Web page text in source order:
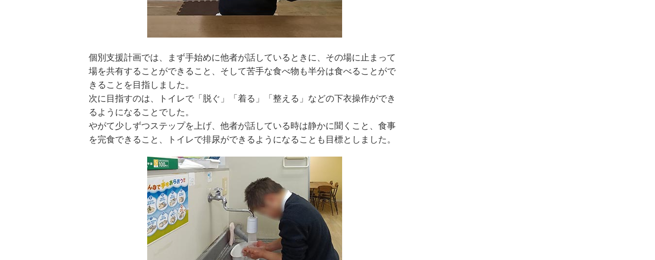
個別支援計画では、まず手始めに他者が話しているときに、その場に止まって
場を共有することができること、そして苦手な食べ物も半分は食べることがで
きることを目指しました。
次に目指すのは、トイレで「脱ぐ」「着る」「整える」などの下衣操作ができ
るようになることでした。
やがて少しずつステップを上げ、他者が話している時は静かに聞くこと、食事
を完食できること、トイレで排尿ができるようになることも目標としました。